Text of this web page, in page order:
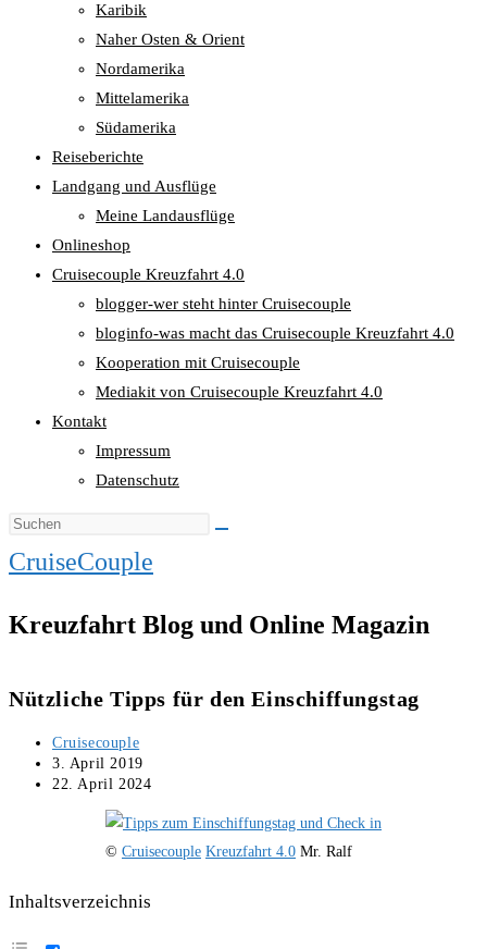
Karibik
Naher Osten & Orient
Nordamerika
Mittelamerika
Südamerika
Reiseberichte
Landgang und Ausflüge
Meine Landausflüge
Onlineshop
Cruisecouple Kreuzfahrt 4.0
blogger-wer steht hinter Cruisecouple
bloginfo-was macht das Cruisecouple Kreuzfahrt 4.0
Kooperation mit Cruisecouple
Mediakit von Cruisecouple Kreuzfahrt 4.0
Kontakt
Impressum
Datenschutz
CruiseCouple
Kreuzfahrt Blog und Online Magazin
Nützliche Tipps für den Einschiffungstag
Beitrags-
Autor:
Cruisecouple
Beitrag
veröffentlicht:
3. April 2019
Beitrag
geändert
22. April 2024
© Cruisecouple Kreuzfahrt 4.0 Mr. Ralf
Inhaltsverzeichnis